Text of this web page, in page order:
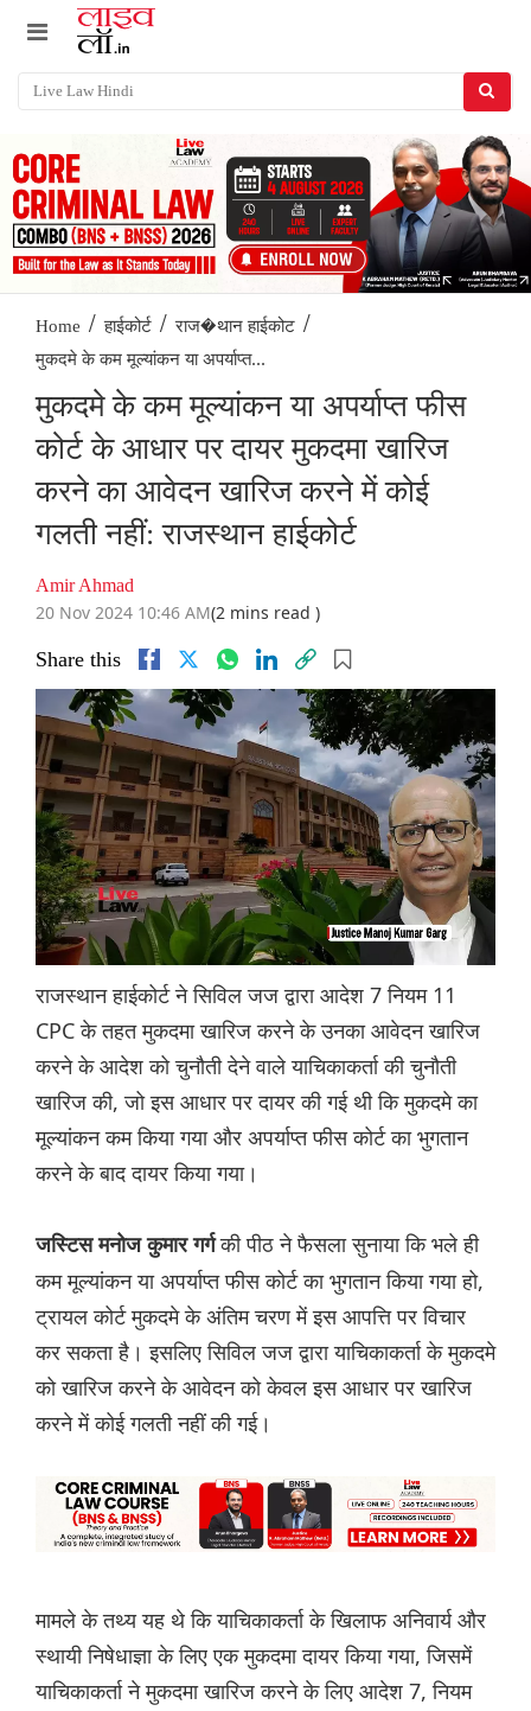
Home / हाईकोर्ट / राज�थान हाईकोट /
मुकदमे के कम मूल्यांकन या अपर्याप्त...
मुकदमे के कम मूल्यांकन या अपर्याप्त फीस
कोर्ट के आधार पर दायर मुकदमा खारिज
करने का आवेदन खारिज करने में कोई
गलती नहीं: राजस्थान हाईकोर्ट
Amir Ahmad
20 Nov 2024 10:46 AM(2 mins read )
Share this
राजस्थान हाईकोर्ट ने सिविल जज द्वारा आदेश 7 नियम 11
CPC के तहत मुकदमा खारिज करने के उनका आवेदन खारिज
करने के आदेश को चुनौती देने वाले याचिकाकर्ता की चुनौती
खारिज की, जो इस आधार पर दायर की गई थी कि मुकदमे का
मूल्यांकन कम किया गया और अपर्याप्त फीस कोर्ट का भुगतान
करने के बाद दायर किया गया।
जस्टिस मनोज कुमार गर्गकी पीठ ने फैसला सुनाया कि भले ही
कम मूल्यांकन या अपर्याप्त फीस कोर्ट का भुगतान किया गया हो,
ट्रायल कोर्ट मुकदमे के अंतिम चरण में इस आपत्ति पर विचार
कर सकता है। इसलिए सिविल जज द्वारा याचिकाकर्ता के मुकदमे
को खारिज करने के आवेदन को केवल इस आधार पर खारिज
करने में कोई गलती नहीं की गई।
मामले के तथ्य यह थे कि याचिकाकर्ता के खिलाफ अनिवार्य और
स्थायी निषेधाज्ञा के लिए एक मुकदमा दायर किया गया, जिसमें
याचिकाकर्ता ने मुकदमा खारिज करने के लिए आदेश 7, नियम